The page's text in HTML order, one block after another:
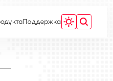
Поддержка